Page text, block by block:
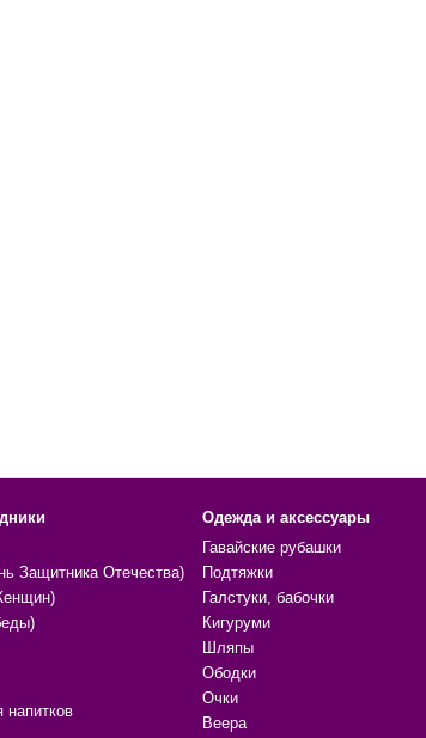
Защитника Отечества)
Одежда и аксессуары
Гавайские рубашки
Подтяжки
Галстуки, бабочки
Кигуруми
Шляпы
Ободки
Очки
Веера